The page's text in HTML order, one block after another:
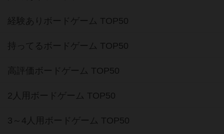
経験ありボードゲーム TOP50
持ってるボードゲーム TOP50
高評価ボードゲーム TOP50
2人用ボードゲーム TOP50
3～4人用ボードゲーム TOP50